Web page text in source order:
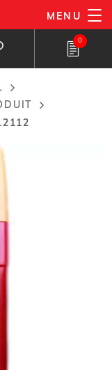
MENU
0
AJOUTER À MA LISTE